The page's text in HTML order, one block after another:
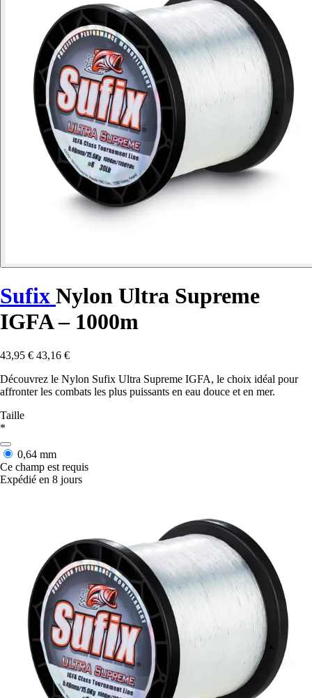
Sufix Nylon Ultra Supreme
IGFA – 1000m
43,95 € 43,16 €
Découvrez le Nylon Sufix Ultra Supreme IGFA, le choix idéal pour
affronter les combats les plus puissants en eau douce et en mer.
Taille
*
0,64 mm
Ce champ est requis
Expédié en 8 jours